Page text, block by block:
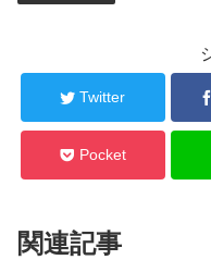
Twitter
Pocket
関連記事